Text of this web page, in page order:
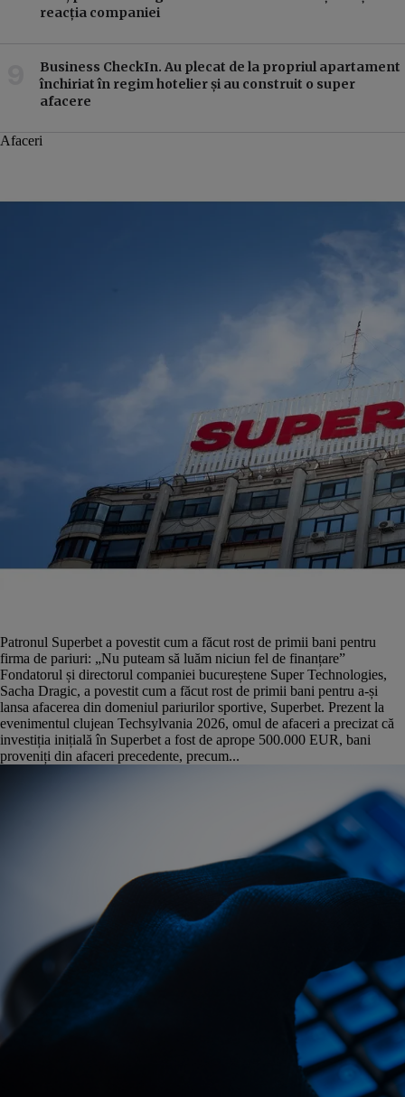
reacția companiei
Business CheckIn. Au plecat de la propriul apartament
închiriat în regim hotelier și au construit o super
afacere
Afaceri
Patronul Superbet a povestit cum a făcut rost de primii bani pentru
firma de pariuri: „Nu puteam să luăm niciun fel de finanțare”
Fondatorul și directorul companiei bucureștene Super Technologies,
Sacha Dragic, a povestit cum a făcut rost de primii bani pentru a-și
lansa afacerea din domeniul pariurilor sportive, Superbet. Prezent la
evenimentul clujean Techsylvania 2026, omul de afaceri a precizat că
investiția inițială în Superbet a fost de aprope 500.000 EUR, bani
proveniți din afaceri precedente, precum...